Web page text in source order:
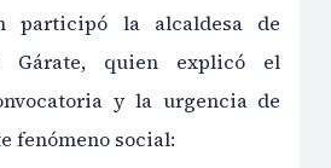
participó la alcaldesa de
Gárate, quien explicó el
y la urgencia de
fenómeno social: